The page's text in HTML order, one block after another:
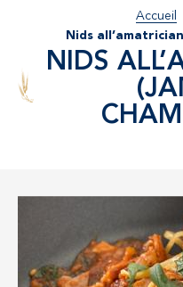
Accueil
Nids
NIDS